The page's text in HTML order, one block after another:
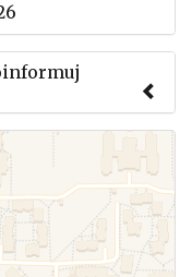
informację o